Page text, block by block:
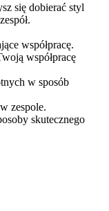
się dobierać styl
współpracę.
współpracę
w sposób
zespole.
skutecznego